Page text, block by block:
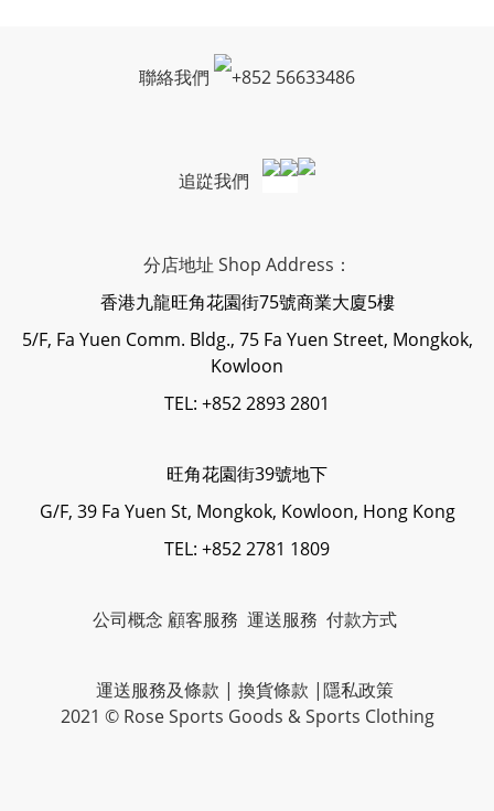
聯絡我們 +852 56633486
追踨我們
分店地址 Shop Address：
香港九龍旺角花園街75號商業大廈5樓
5/F, Fa Yuen Comm. Bldg., 75 Fa Yuen Street, Mongkok,
Kowloon
TEL: +852 2893 2801
旺角花園街39號地下
G/F, 39 Fa Yuen St, Mongkok, Kowloon, Hong Kong
TEL: +852 2781 1809
公司概念 顧客服務 運送服務 付款方式
運送服務及條款 | 換貨條款 |隱私政策
2021 © Rose Sports Goods & Sports Clothing